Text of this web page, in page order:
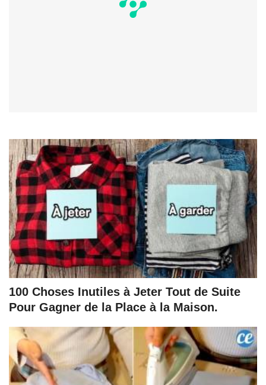
100 Choses Inutiles à Jeter Tout de Suite
Pour Gagner de la Place à la Maison.